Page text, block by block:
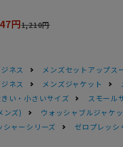
円1,210円
ネス
メンズセットアップス
ネス メンズジャケット
きい・小さいサイズ
スモール
ンズ)
ウォッシャブルジャケ
シャーシリーズ ゼロプレッシ